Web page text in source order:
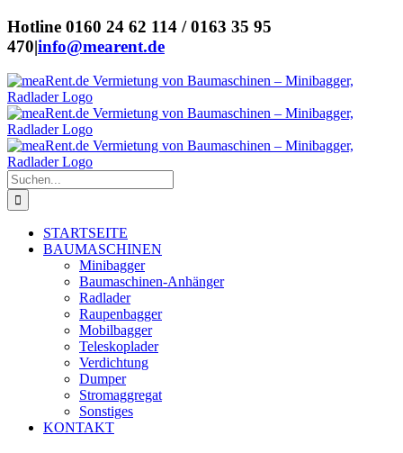
Zum
Inhalt
springen
Hotline 0160 24 62 114 / 0163 35 95
470|info@mearent.de
Suche
nach:
STARTSEITE
BAUMASCHINEN
Minibagger
Baumaschinen-Anhänger
Radlader
Raupenbagger
Mobilbagger
Teleskoplader
Verdichtung
Dumper
Stromaggregat
Sonstiges
KONTAKT